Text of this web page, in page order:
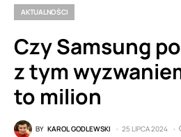
AKTUALNOŚCI
Czy Samsung
z tym
to milion
BY KAROL GODLEWSKI 25 LIPCA 2024